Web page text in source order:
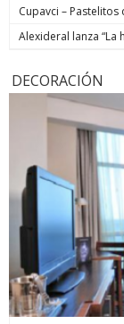
Cupavci –
Alexideral lanza
DECORACIÓN